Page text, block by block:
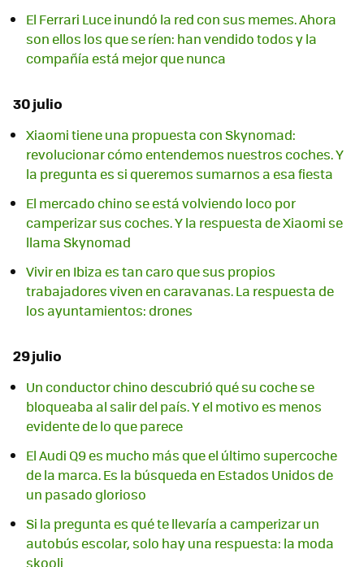
El Ferrari Luce inundó la red con sus memes. Ahora
son ellos los que se ríen: han vendido todos y la
compañía está mejor que nunca
30 julio
Xiaomi tiene una propuesta con Skynomad:
revolucionar cómo entendemos nuestros coches. Y
la pregunta es si queremos sumarnos a esa fiesta
El mercado chino se está volviendo loco por
camperizar sus coches. Y la respuesta de Xiaomi se
llama Skynomad
Vivir en Ibiza es tan caro que sus propios
trabajadores viven en caravanas. La respuesta de
los ayuntamientos: drones
29 julio
Un conductor chino descubrió qué su coche se
bloqueaba al salir del país. Y el motivo es menos
evidente de lo que parece
El Audi Q9 es mucho más que el último supercoche
de la marca. Es la búsqueda en Estados Unidos de
un pasado glorioso
Si la pregunta es qué te llevaría a camperizar un
autobús escolar, solo hay una respuesta: la moda
skooli